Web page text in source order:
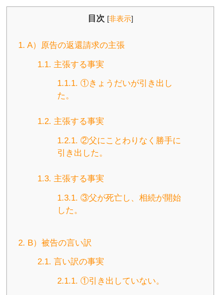
目次 [非表示]
1. A）原告の返還請求の主張
1.1. 主張する事実
1.1.1. ①きょうだいが引き出し
た。
1.2. 主張する事実
1.2.1. ②父にことわりなく勝手に
引き出した。
1.3. 主張する事実
1.3.1. ③父が死亡し、相続が開始
した。
2. B）被告の言い訳
2.1. 言い訳の事実
2.1.1. ①引き出していない。